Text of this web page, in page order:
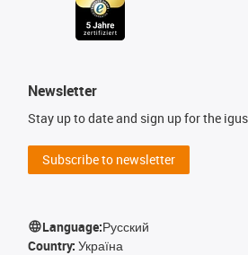
Newsletter
Stay up to date and sign up for the
Subscribe to newsletter
Language:Русский
Country: Україна